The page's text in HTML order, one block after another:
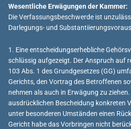
Wesentliche Erwägungen der Kammer:
Die Verfassungsbeschwerde ist
Darlegungs- und
1. Eine entscheidungserhebliche
schlüssig aufgezeigt. Der Anspruch auf
103 Abs. 1 des Grundgesetzes (GG)
Gerichts, den Vortrag des Betroffenen
nehmen als auch in Erwägung zu
ausdrücklichen Bescheidung konkreten
unter besonderen Umständen einen
Gericht habe das Vorbringen nicht